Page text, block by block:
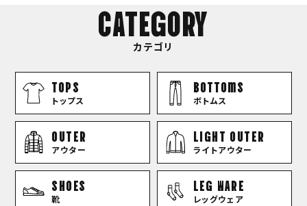
CATEGORY
カテゴリ
TOPS
トップス
bottoms
ボトムス
OUTER
アウター
LIGHT OUTER
ライトアウター
SHOES
靴
LEG WARE
レッグウェア